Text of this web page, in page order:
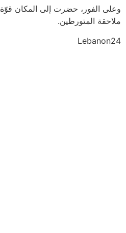
وعلى الفور، حضرت إلى المكان
ملاحقة المتورطين.
Lebanon24